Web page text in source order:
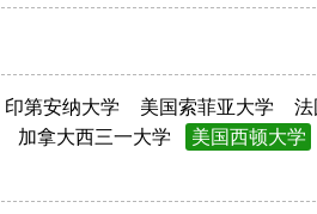
印第安纳大学 美国索菲亚大学 法
加拿大西三一大学 美国西顿大学